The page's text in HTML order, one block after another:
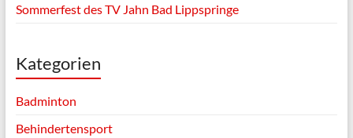
Sommerfest des TV Jahn Bad Lippspringe
Kategorien
Badminton
Behindertensport